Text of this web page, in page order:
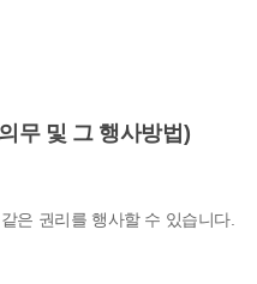
무 및 그 행사방법)
은 권리를 행사할 수 있습니다.